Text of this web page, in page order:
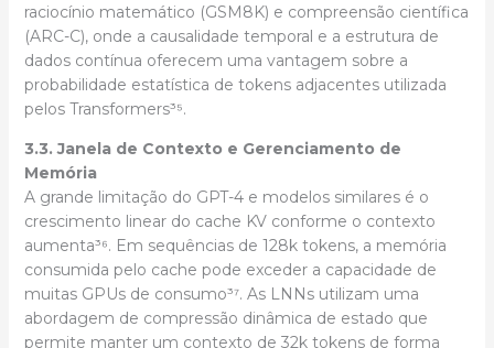
raciocínio matemático (GSM8K) e compreensão científica
(ARC-C), onde a causalidade temporal e a estrutura de
dados contínua oferecem uma vantagem sobre a
probabilidade estatística de tokens adjacentes utilizada
pelos Transformers³⁵.
3.3. Janela de Contexto e Gerenciamento de
Memória
A grande limitação do GPT-4 e modelos similares é o
crescimento linear do cache KV conforme o contexto
aumenta³⁶. Em sequências de 128k tokens, a memória
consumida pelo cache pode exceder a capacidade de
muitas GPUs de consumo³⁷. As LNNs utilizam uma
abordagem de compressão dinâmica de estado que
permite manter um contexto de 32k tokens de forma